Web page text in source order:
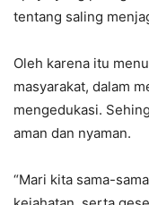
tentang saling
Oleh karena itu
masyarakat, dalam
mengedukasi.
aman dan nyaman.
“Mari kita sama-